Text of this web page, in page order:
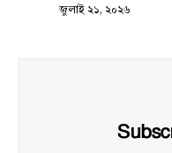
জুলাই ২১, ২০২৬